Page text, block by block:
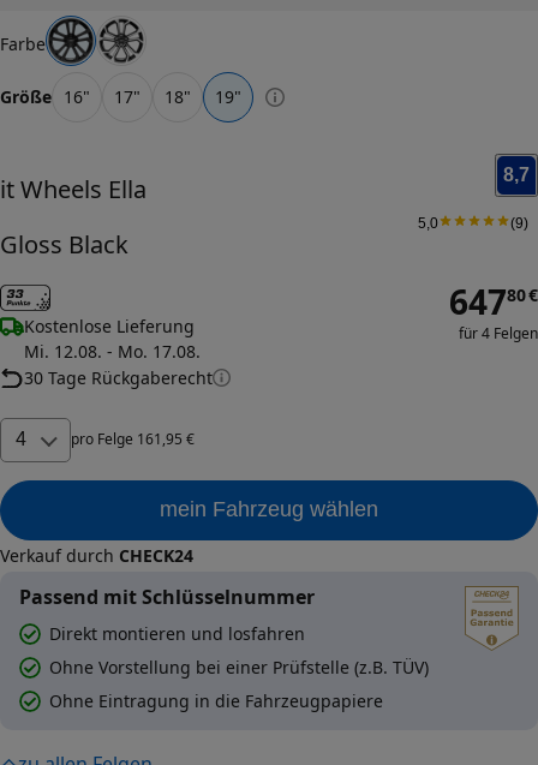
Farbe
Größe 16" 17" 18" 19"
it Wheels Ella
Gloss Black
8,7
5,0 (9)
Kostenlose Lieferung
Mi. 12.08. - Mo. 17.08.
30 Tage Rückgaberecht
64780€
für 4 Felgen
4 pro Felge 161,95 €
mein Fahrzeug wählen
Verkauf durch CHECK24
Passend mit Schlüsselnummer
Direkt montieren und losfahren
Ohne Vorstellung bei einer Prüfstelle (z.B. TÜV)
Ohne Eintragung in die Fahrzeugpapiere